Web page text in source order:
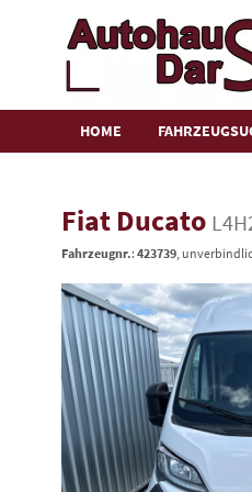
HOME
Fiat Ducato
Fahrzeugnr.: 423739 ,